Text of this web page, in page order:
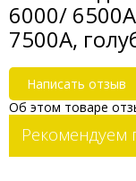
6000/
7500A,
Написать отзыв
Об этом товаре
Рекомендуем